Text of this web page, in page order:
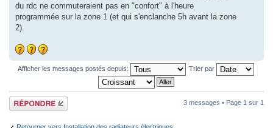
du rdc ne commuteraient pas en "confort" à l'heure
programmée sur la zone 1 (et qui s'enclanche 5h avant la zone
2).
Afficher les messages postés depuis: Trier par
Répondre 3 messages • Page 1 sur 1